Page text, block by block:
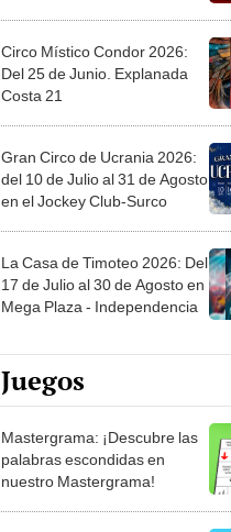
Circo Místico Condor 2026:
Del 25 de Junio. Explanada
Costa 21
Gran Circo de Ucrania 2026:
del 10 de Julio al 31 de Agosto
en el Jockey Club-Surco
La Casa de Timoteo 2026: Del
17 de Julio al 30 de Agosto en
Mega Plaza - Independencia
Juegos
Mastergrama: ¡Descubre las
palabras escondidas en
nuestro Mastergrama!